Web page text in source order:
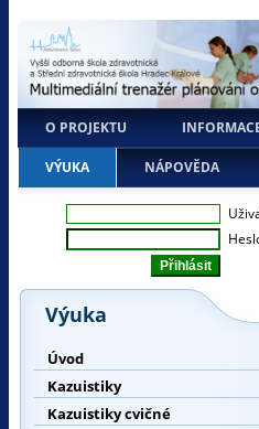
O PROJEKTU
VÝUKA NÁPOVĚDA
Výuka
Úvod
Kazuistiky
Kazuistiky cvičné